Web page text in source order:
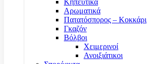
Αρωματικά
Πατατόσπορος – Κοκκάρι
Γκαζόν
Βόλβοι
Χειμερινοί
Ανοιξιάτικοι